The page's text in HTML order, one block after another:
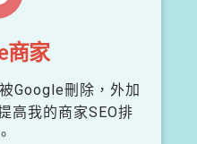
商家
Google刪除，外加
高我的商家SEO排